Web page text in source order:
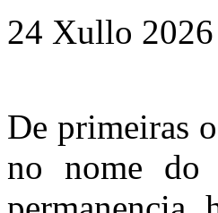
24 Xullo 2026
De primeiras
no nome do